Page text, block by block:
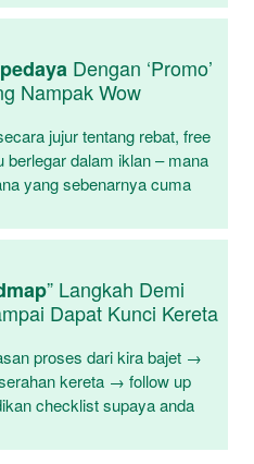
Dengan ‘promo’
Nampak Wow
jujur tentang rebat, free
berlegar dalam iklan – mana
yang sebenarnya cuma
” Langkah Demi
Dapat Kunci Kereta
proses dari kira bajet →
kereta → follow up
checklist supaya anda